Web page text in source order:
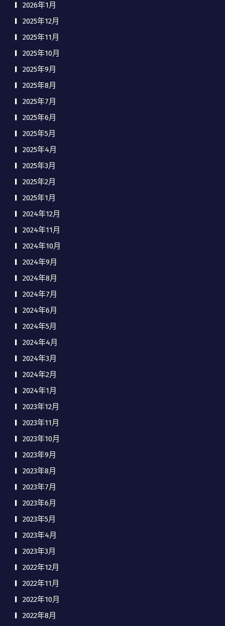
2026年1月
2025年12月
2025年11月
2025年10月
2025年9月
2025年8月
2025年7月
2025年6月
2025年5月
2025年4月
2025年3月
2025年2月
2025年1月
2024年12月
2024年11月
2024年10月
2024年9月
2024年8月
2024年7月
2024年6月
2024年5月
2024年4月
2024年3月
2024年2月
2024年1月
2023年12月
2023年11月
2023年10月
2023年9月
2023年8月
2023年7月
2023年6月
2023年5月
2023年4月
2023年3月
2022年12月
2022年11月
2022年10月
2022年8月